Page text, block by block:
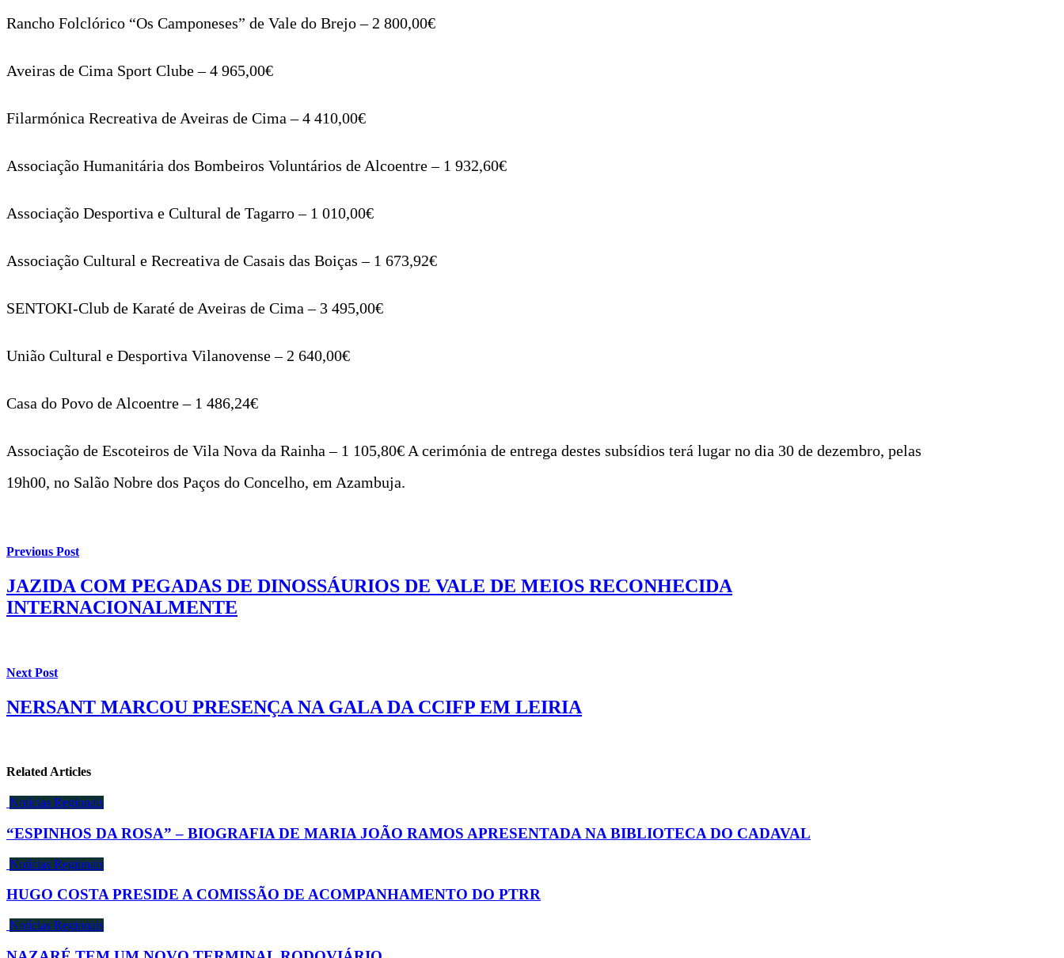
Rancho Folclórico “Os Camponeses” de Vale do Brejo – 2 800,00€
Aveiras de Cima Sport Clube – 4 965,00€
Filarmónica Recreativa de Aveiras de Cima – 4 410,00€
Associação Humanitária dos Bombeiros Voluntários de Alcoentre – 1 932,60€
Associação Desportiva e Cultural de Tagarro – 1 010,00€
Associação Cultural e Recreativa de Casais das Boiças – 1 673,92€
SENTOKI-Club de Karaté de Aveiras de Cima – 3 495,00€
União Cultural e Desportiva Vilanovense – 2 640,00€
Casa do Povo de Alcoentre – 1 486,24€
Associação de Escoteiros de Vila Nova da Rainha – 1 105,80€ A cerimónia de entrega destes subsídios terá lugar no dia 30 de dezembro, pelas
19h00, no Salão Nobre dos Paços do Concelho, em Azambuja.
Previous Post
JAZIDA COM PEGADAS DE DINOSSÁURIOS DE VALE DE MEIOS RECONHECIDA
INTERNACIONALMENTE
Next Post
NERSANT MARCOU PRESENÇA NA GALA DA CCIFP EM LEIRIA
Related Articles
Notícias Regionais
“ESPINHOS DA ROSA” – BIOGRAFIA DE MARIA JOÃO RAMOS APRESENTADA NA BIBLIOTECA DO CADAVAL
Notícias Regionais
HUGO COSTA PRESIDE A COMISSÃO DE ACOMPANHAMENTO DO PTRR
Notícias Regionais